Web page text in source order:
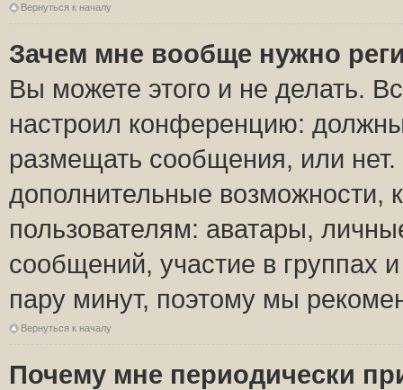
Вернуться к началу
Зачем мне вообще нужно
Вы можете этого и не делать.
настроил конференцию:
размещать сообщения, или
дополнительные возможности,
пользователям: аватары,
сообщений, участие в группах
пару минут, поэтому мы
Вернуться к началу
Почему мне периодически